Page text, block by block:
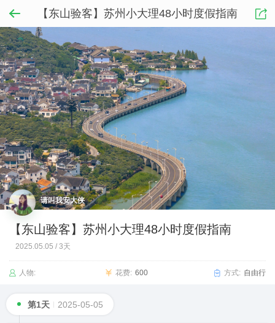
【东山验客】苏州小大理48小时度假指南
请叫我安大侠
【东山验客】苏州小大理48小时度假指南
2025.05.05 / 3天
人物: 花费: 600 方式: 自由行
第1天 2025-05-05